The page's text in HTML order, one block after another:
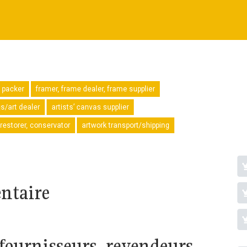
packer framer, frame dealer, frame supplier
art dealer artists’ canvas supplier
restorer, conservator artwork transport/shipping